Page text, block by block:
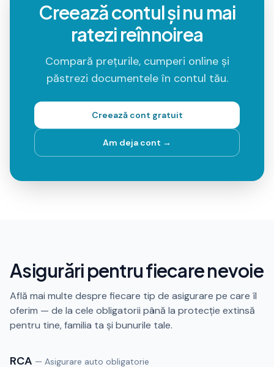
Creează contul și nu mai
ratezi reînnoirea
Compară prețurile, cumperi online și
păstrezi documentele în contul tău.
Creează cont gratuit
Am deja cont →
Asigurări pentru fiecare nevoie
Află mai multe despre fiecare tip de asigurare pe care îl
oferim — de la cele obligatorii până la protecție extinsă
pentru tine, familia ta și bunurile tale.
RCA — Asigurare auto obligatorie